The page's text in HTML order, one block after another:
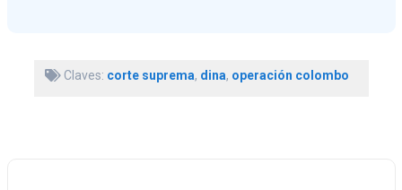
Claves: corte suprema, dina, operación colombo